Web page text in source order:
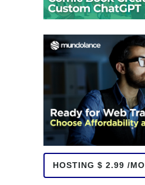
HOSTING $ 2.99 /MO